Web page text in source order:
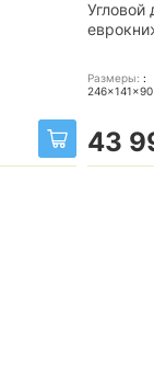
Угловой
Размеры: :
246x141x90
43